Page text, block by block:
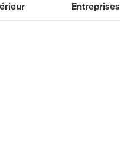
Entreprises